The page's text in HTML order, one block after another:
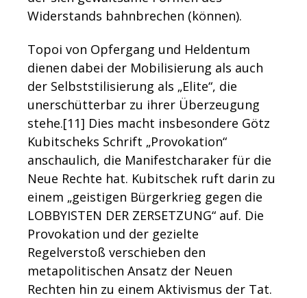
Widerstands bahnbrechen (können).
Topoi von Opfergang und Heldentum
dienen dabei der Mobilisierung als auch
der Selbststilisierung als „Elite“, die
unerschütterbar zu ihrer Überzeugung
stehe.[11] Dies macht insbesondere Götz
Kubitscheks Schrift „Provokation“
anschaulich, die Manifestcharaker für die
Neue Rechte hat. Kubitschek ruft darin zu
einem „geistigen Bürgerkrieg gegen die
LOBBYISTEN DER ZERSETZUNG“ auf. Die
Provokation und der gezielte
Regelverstoß verschieben den
metapolitischen Ansatz der Neuen
Rechten hin zu einem Aktivismus der Tat.